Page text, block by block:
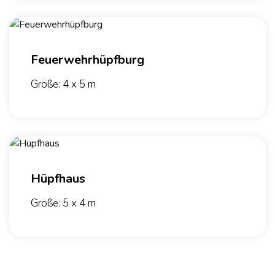
Feuerwehrhüpfburg
Größe: 4 x 5 m
Hüpfhaus
Größe: 5 x 4 m